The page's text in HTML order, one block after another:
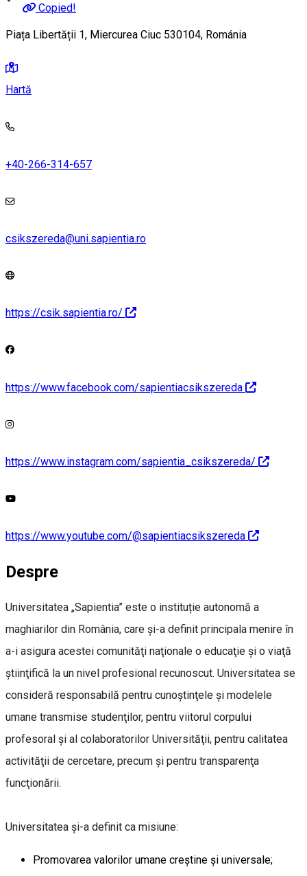
Copied!
Piața Libertății 1, Miercurea Ciuc 530104, Románia
Hartă
+40-266-314-657
csikszereda@uni.sapientia.ro
https://csik.sapientia.ro/
https://www.facebook.com/sapientiacsikszereda
https://www.instagram.com/sapientia_csikszereda/
https://www.youtube.com/@sapientiacsikszereda
Despre
Universitatea „Sapientia” este o instituție autonomă a
maghiarilor din România, care și-a definit principala menire în
a-i asigura acestei comunităţi naţionale o educaţie şi o viaţă
ştiinţifică la un nivel profesional recunoscut. Universitatea se
consideră responsabilă pentru cunoştinţele și modelele
umane transmise studenţilor, pentru viitorul corpului
profesoral și al colaboratorilor Universităţii, pentru calitatea
activităţii de cercetare, precum şi pentru transparenţa
funcţionării.
Universitatea şi-a definit ca misiune:
Promovarea valorilor umane creştine şi universale;